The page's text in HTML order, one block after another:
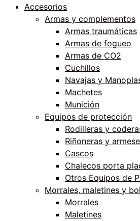
Accesorios
Armas y complementos
Armas traumáticas
Armas de fogueo
Armas de CO2
Cuchillos
Navajas y
Machetes
Munición
Equipos de protección
Rodilleras y
Riñoneras y
Cascos
Chalecos porta
Otros Equipos de
Morrales, maletines y
Morrales
Maletines